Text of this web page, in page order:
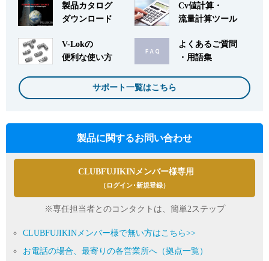
製品カタログ
ダウンロード
Cv値計算・
流量計算ツール
V-Lokの
便利な使い方
よくあるご質問
・用語集
サポート一覧はこちら
製品に関するお問い合わせ
CLUBFUJIKINメンバー様専用
（ログイン･新規登録）
※専任担当者とのコンタクトは、簡単2ステップ
CLUBFUJIKINメンバー様で無い方はこちら>>
お電話の場合、最寄りの各営業所へ（拠点一覧）